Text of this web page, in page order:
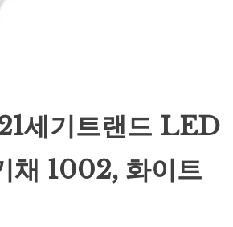
세기트랜드 LED
채 1002, 화이트